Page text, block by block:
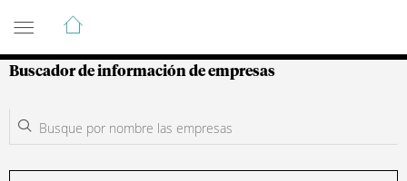
Guía de Empresas Colombianas
Buscador de información de empresas